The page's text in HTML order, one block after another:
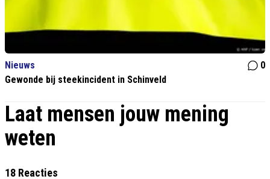
Nieuws
0
Gewonde bij steekincident in Schinveld
Laat mensen jouw mening
weten
18 Reacties